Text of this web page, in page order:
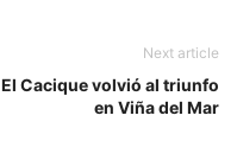
Next article
El Cacique volvió al triunfo
en Viña del Mar